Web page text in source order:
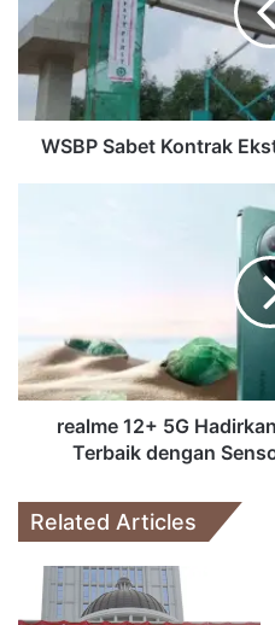
dari
Hutama
Karya
WSBP Sabet Kontrak
Terbaik
dengan
Sensor
realme 12+ 5G
Terbaik dengan
Related Articles